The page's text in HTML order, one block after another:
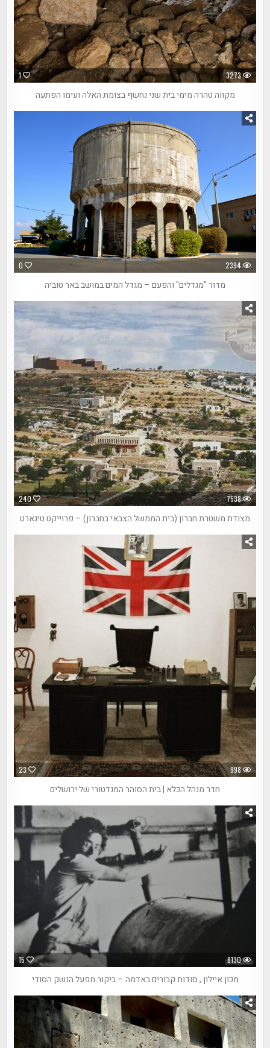
1 3273
מקווה טהרה מימי בית שני נחשף בצומת האלה ועימו הפתעה
0 2394
מדור "מגדלים" והפעם – מגדל המים במושב באר טוביה
240 7538
מצודת משטרת חברון (בית הממשל הצבאי בחברון) – פרוייקט טיגארט
23 998
חדר מנהל הכלא | בית הסוהר המנדטורי של ירושלים
15 8130
מכון איילון , סודות קבורים באדמה – ביקור מפעל הנשק הסודי